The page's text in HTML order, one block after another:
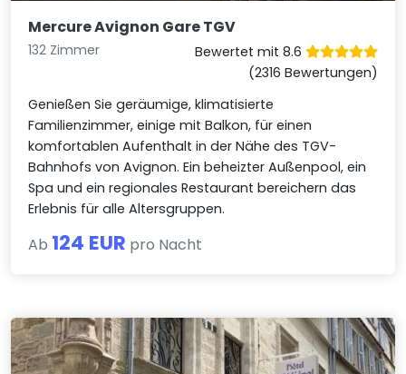
Mercure Avignon Gare TGV
132 Zimmer
Bewertet mit 8.6
(2316 Bewertungen)
Genießen Sie geräumige, klimatisierte
Familienzimmer, einige mit Balkon, für einen
komfortablen Aufenthalt in der Nähe des TGV-
Bahnhofs von Avignon. Ein beheizter Außenpool, ein
Spa und ein regionales Restaurant bereichern das
Erlebnis für alle Altersgruppen.
Ab 124 EUR pro Nacht